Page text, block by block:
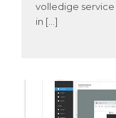
volledige
in […]